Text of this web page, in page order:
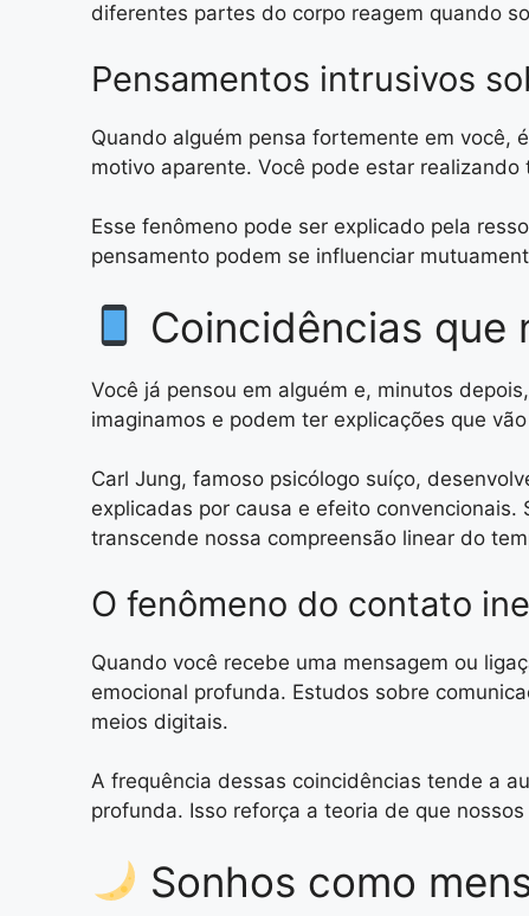
diferentes partes do corpo reagem quando
Pensamentos intrusivos
Quando alguém pensa fortemente em você,
motivo aparente. Você pode estar
Esse fenômeno pode ser explicado pela
pensamento podem se influenciar
Coincidências que
Você já pensou em alguém e, minutos
imaginamos e podem ter explicações que
Carl Jung, famoso psicólogo suíço,
explicadas por causa e efeito
transcende nossa compreensão linear do
O fenômeno do contato
Quando você recebe uma mensagem ou
emocional profunda. Estudos sobre
meios digitais.
A frequência dessas coincidências tende a
profunda. Isso reforça a teoria de que
Sonhos como